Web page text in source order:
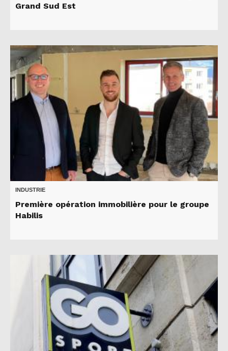
Grand Sud Est
INDUSTRIE
Première opération immobilière pour le groupe
Habilis